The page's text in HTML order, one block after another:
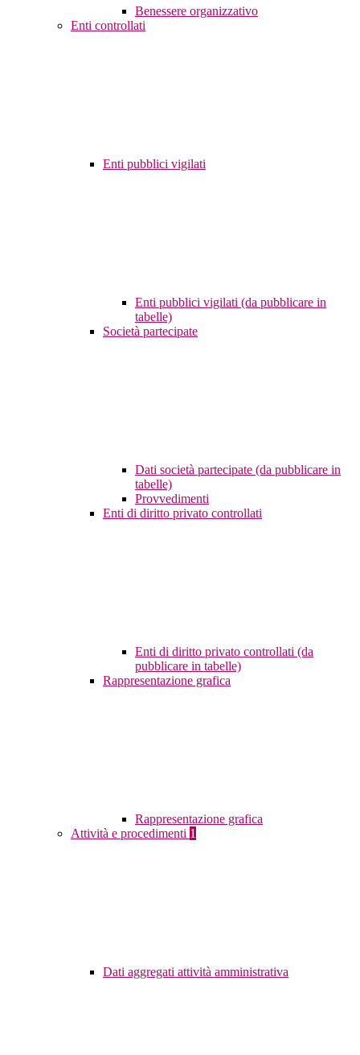
Benessere organizzativo
Enti controllati
Enti pubblici vigilati
Enti pubblici vigilati (da pubblicare in
tabelle)
Società partecipate
Dati società partecipate (da pubblicare in
tabelle)
Provvedimenti
Enti di diritto privato controllati
Enti di diritto privato controllati (da
pubblicare in tabelle)
Rappresentazione grafica
Rappresentazione grafica
Attività e procedimenti 1
Dati aggregati attività amministrativa